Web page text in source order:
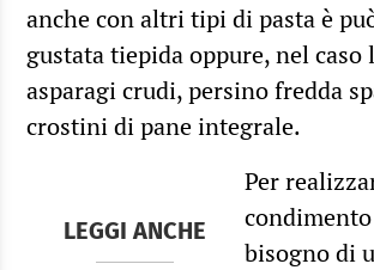
anche con altri tipi di pasta è
gustata tiepida oppure, nel caso
asparagi crudi, persino fredda
crostini di pane integrale.
LEGGI ANCHE
Per
bisogno di